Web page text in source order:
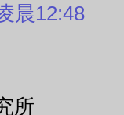
晨12:48
所